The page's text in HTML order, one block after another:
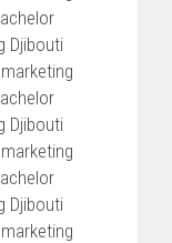
Djibouti
Djibouti
Djibouti